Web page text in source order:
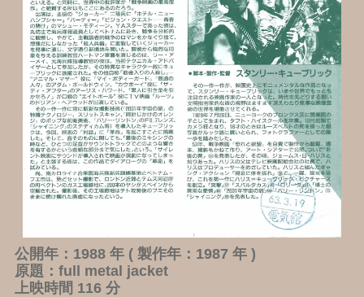
公開年：1988 年 ( 製作年：1987 年 )
原題：full metal jacket
上映時間 116 分